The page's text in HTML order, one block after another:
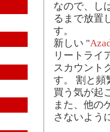
なので、し
るまで放置
す。
新しい "
リートライ
スカウント
す。 割と頻
買う気が起
また、他の
さないよう